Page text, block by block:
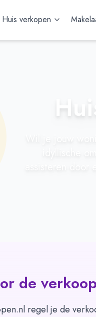
Huis verkopen
de
regel je de